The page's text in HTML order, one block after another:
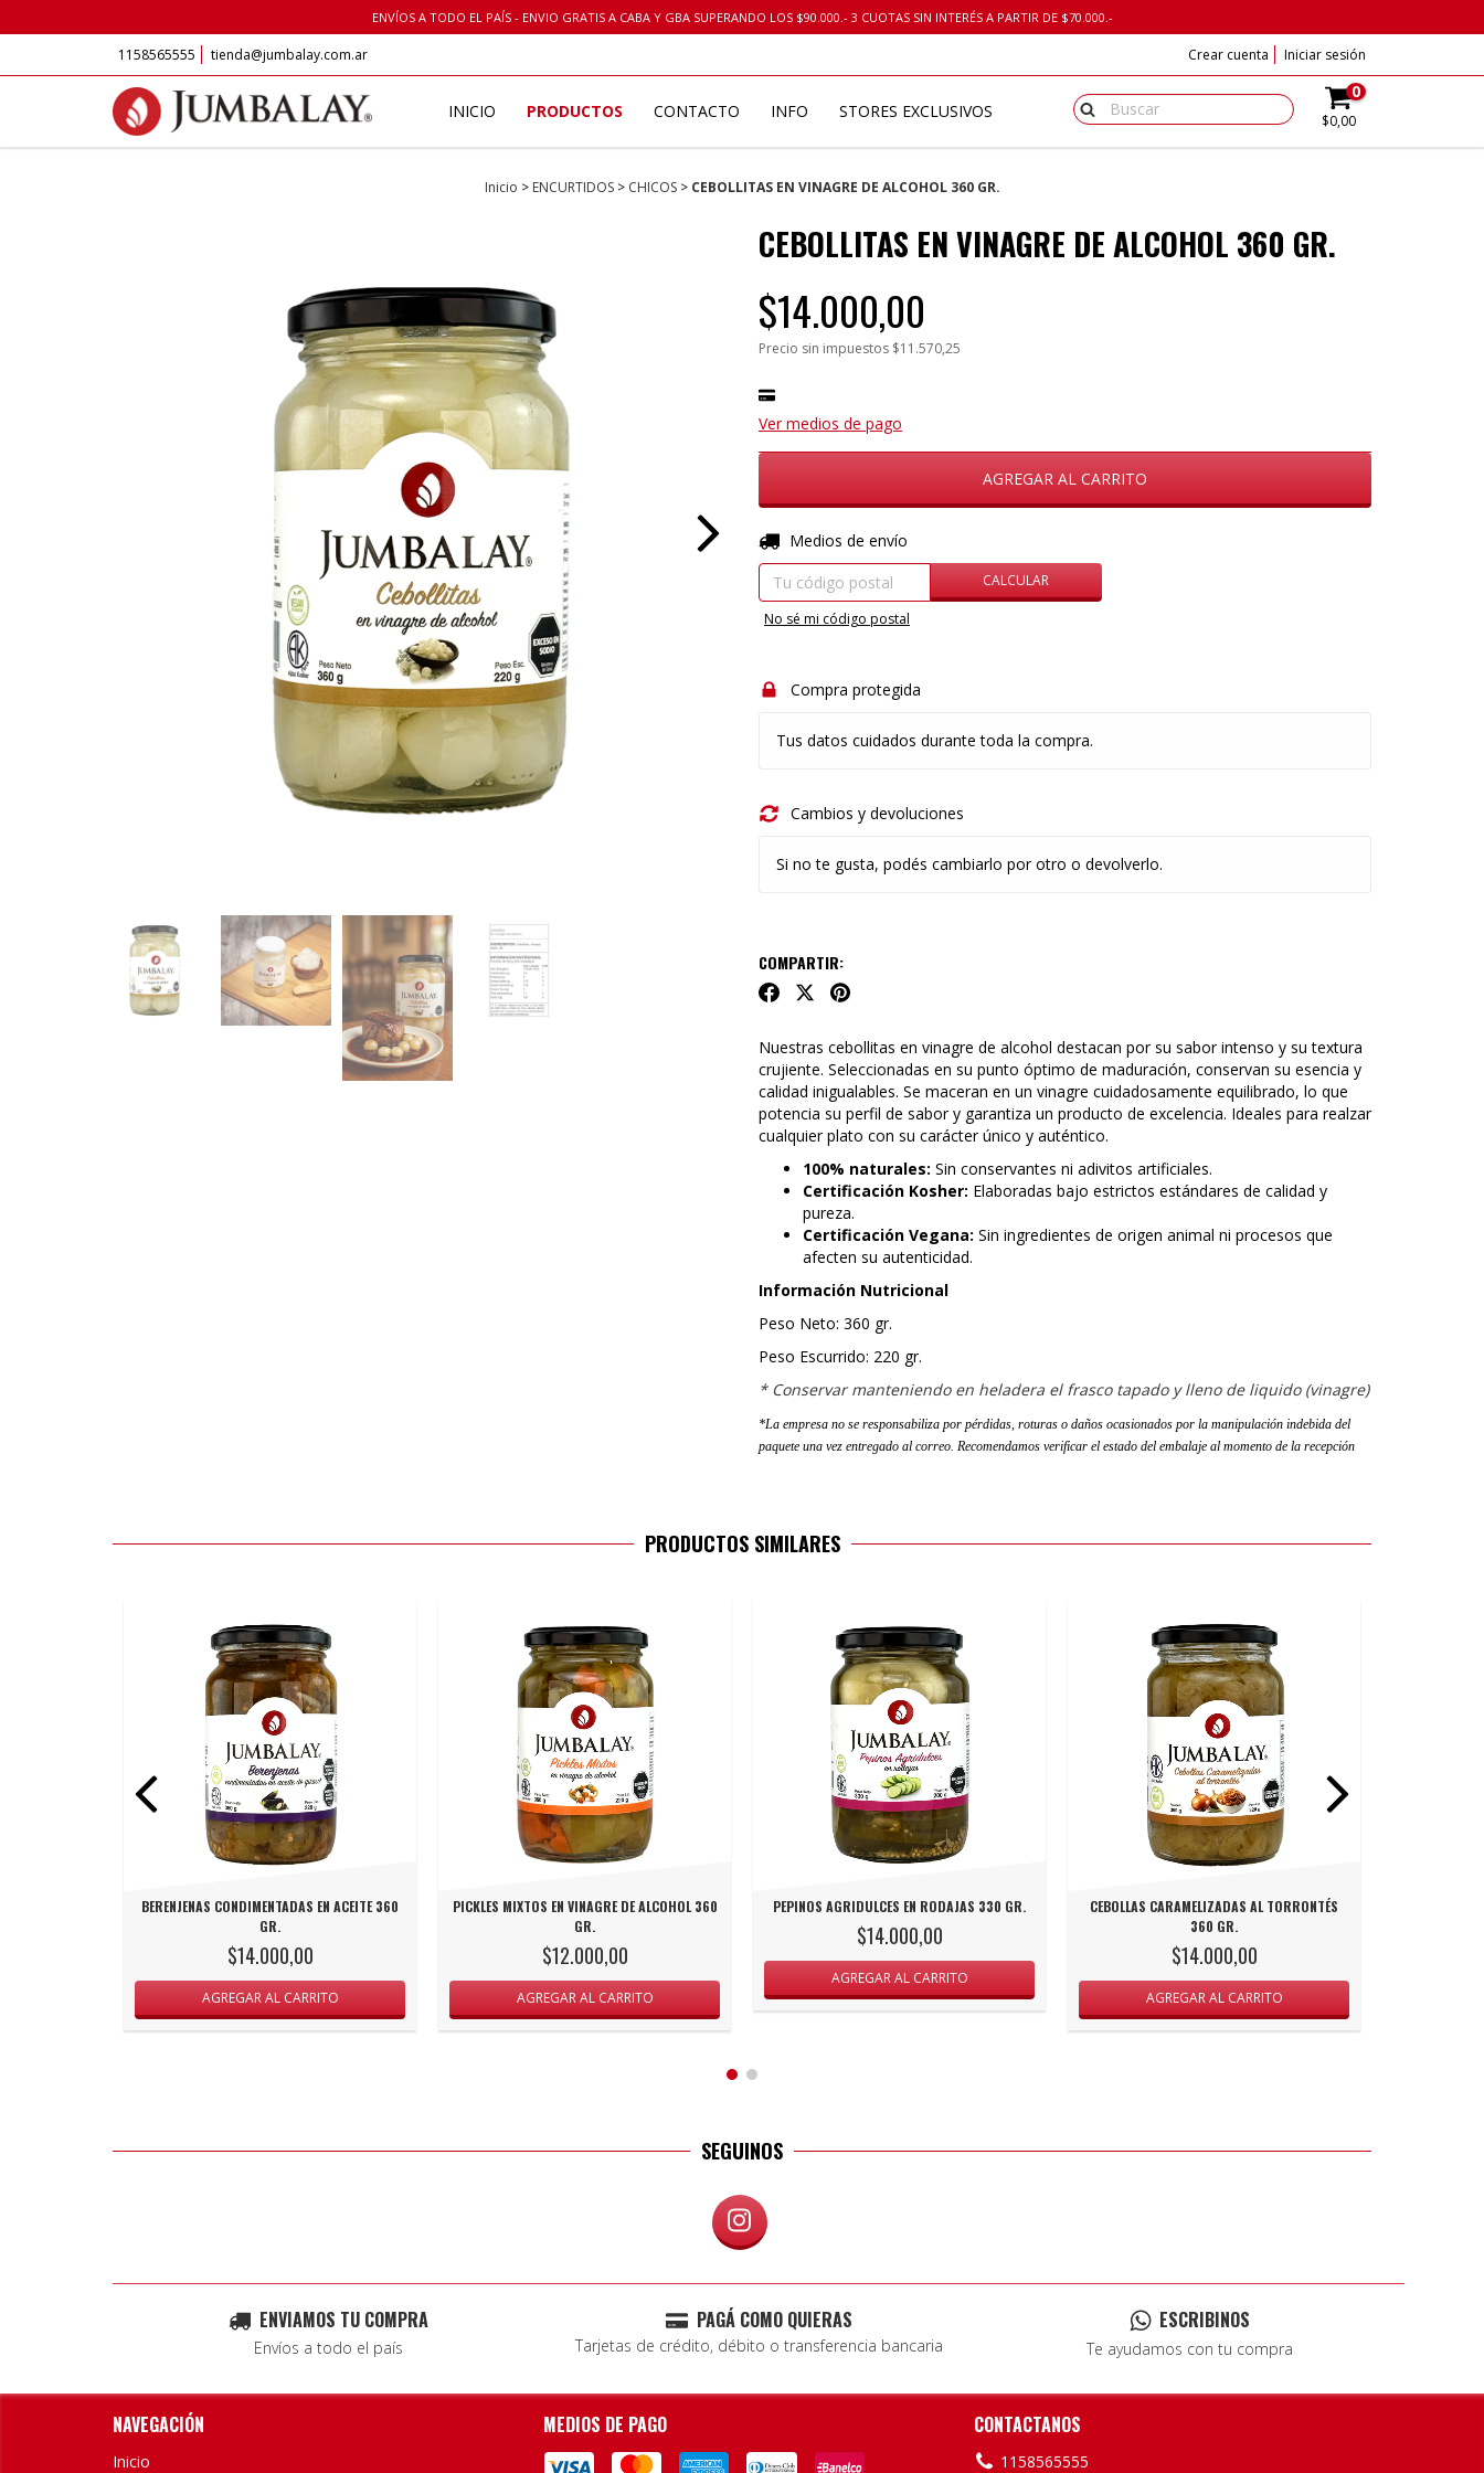
ENVÍOS A TODO EL PAÍS - ENVIO GRATIS A CABA Y GBA SUPERANDO LOS $90.000.- 3 CUOTAS SIN INTERÉS A PARTIR DE $70.000.-
1158565555 tienda@jumbalay.com.ar Crear cuenta Iniciar sesión
INICIO PRODUCTOS CONTACTO INFO STORES EXCLUSIVOS
0
$0,00
Inicio > ENCURTIDOS > CHICOS > CEBOLLITAS EN VINAGRE DE ALCOHOL 360 GR.
CEBOLLITAS EN VINAGRE DE ALCOHOL 360 GR.
$14.000,00
Precio sin impuestos $11.570,25
Ver medios de pago
Entregas para el CP:
Medios de envío
CALCULAR
No sé mi código postal
Compra protegida
Tus datos cuidados durante toda la compra.
Cambios y devoluciones
Si no te gusta, podés cambiarlo por otro o devolverlo.
COMPARTIR:
Nuestras cebollitas en vinagre de alcohol destacan por su sabor intenso y su textura
crujiente. Seleccionadas en su punto óptimo de maduración, conservan su esencia y
calidad inigualables. Se maceran en un vinagre cuidadosamente equilibrado, lo que
potencia su perfil de sabor y garantiza un producto de excelencia. Ideales para realzar
cualquier plato con su carácter único y auténtico.
100% naturales: Sin conservantes ni adivitos artificiales.
Certificación Kosher: Elaboradas bajo estrictos estándares de calidad y
pureza.
Certificación Vegana: Sin ingredientes de origen animal ni procesos que
afecten su autenticidad.
Información Nutricional
Peso Neto: 360 gr.
Peso Escurrido: 220 gr.
* Conservar manteniendo en heladera el frasco tapado y lleno de liquido (vinagre)
*La empresa no se responsabiliza por pérdidas, roturas o daños ocasionados por la manipulación indebida del
paquete una vez entregado al correo. Recomendamos verificar el estado del embalaje al momento de la recepción
PRODUCTOS SIMILARES
BERENJENAS CONDIMENTADAS EN ACEITE 360
GR.
$14.000,00
PICKLES MIXTOS EN VINAGRE DE ALCOHOL 360
GR.
$12.000,00
PEPINOS AGRIDULCES EN RODAJAS 330 GR.
$14.000,00
CEBOLLAS CARAMELIZADAS AL TORRONTÉS
360 GR.
$14.000,00
SEGUINOS
ENVIAMOS TU COMPRA
Envíos a todo el país
PAGÁ COMO QUIERAS
Tarjetas de crédito, débito o transferencia bancaria
ESCRIBINOS
Te ayudamos con tu compra
NAVEGACIÓN
Inicio
MEDIOS DE PAGO CONTACTANOS
1158565555